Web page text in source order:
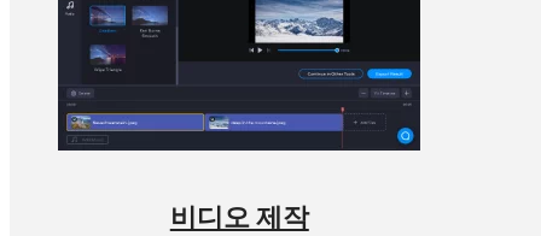
비디오 제작